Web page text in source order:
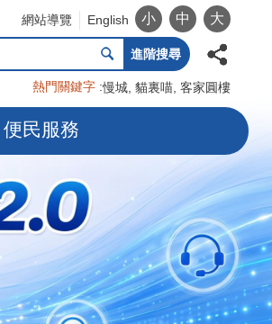
網站導覽 English 小 中 大
進階搜尋
熱門關鍵字 慢城 貓裏喵 客家圓樓
便民服務